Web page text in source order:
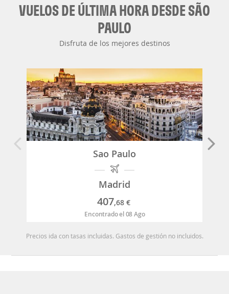
VUELOS DE ÚLTIMA HORA DESDE SÃO
PAULO
Disfruta de los mejores destinos
Sao Paulo
Madrid
407,68 €
Encontrado el 08 Ago
Precios ida con tasas incluidas. Gastos de gestión no incluidos.